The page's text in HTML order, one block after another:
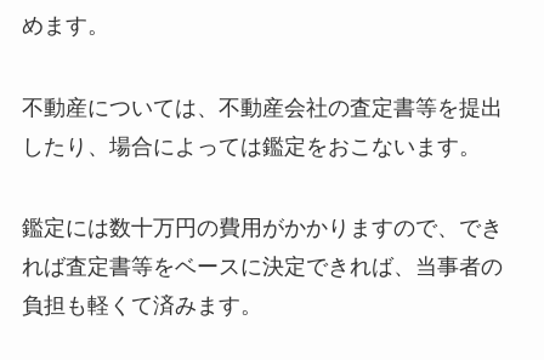
めます。
不動産については、不動産会社の査定書等を提出
したり、場合によっては鑑定をおこないます。
鑑定には数十万円の費用がかかりますので、でき
れば査定書等をベースに決定できれば、当事者の
負担も軽くて済みます。